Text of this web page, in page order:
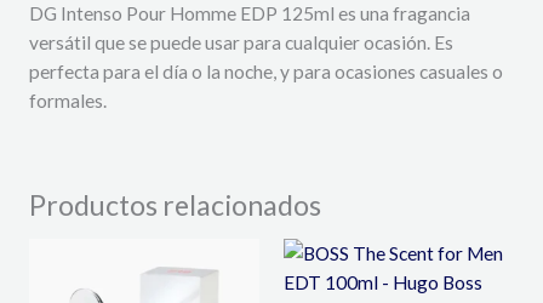
DG Intenso Pour Homme EDP 125ml es una fragancia
versátil que se puede usar para cualquier ocasión. Es
perfecta para el día o la noche, y para ocasiones casuales o
formales.
Productos relacionados